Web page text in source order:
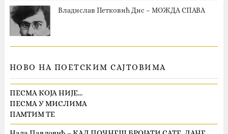
Владислав Петковић Дис – МОЖДА СПАВА
НОВО НА ПОЕТСКИМ САЈТОВИМА
ПЕСМА КОЈА НИЈЕ…
ПЕСМА У МИСЛИМА
ПАМТИМ ТЕ